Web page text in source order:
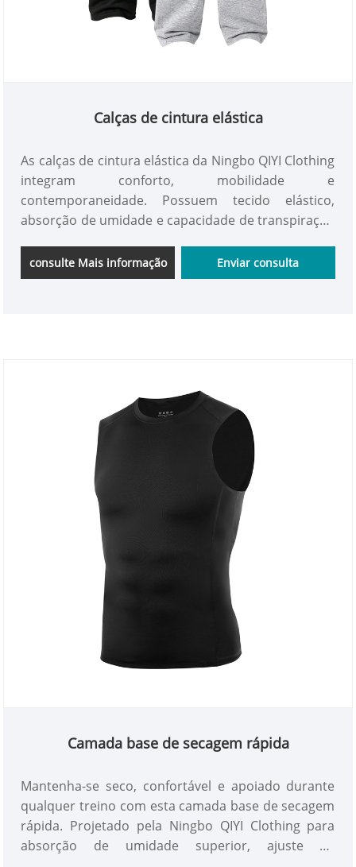
Calças de cintura elástica
As calças de cintura elástica da Ningbo QIYI Clothing
integram conforto, mobilidade e
contemporaneidade. Possuem tecido elástico,
absorção de umidade e capacidade de transpiração
esportes, uso diário e coleção personalizada.
consulte Mais informação Enviar consulta
Camada base de secagem rápida
Mantenha-se seco, confortável e apoiado durante
qualquer treino com esta camada base de secagem
rápida. Projetado pela Ningbo QIYI Clothing para
absorção de umidade superior, ajuste de